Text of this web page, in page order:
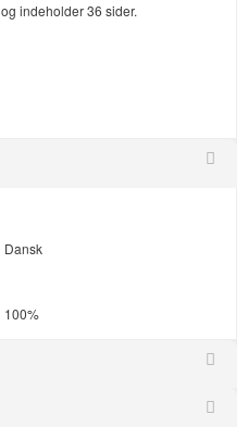
indeholder 36 sider.
Dansk
100%